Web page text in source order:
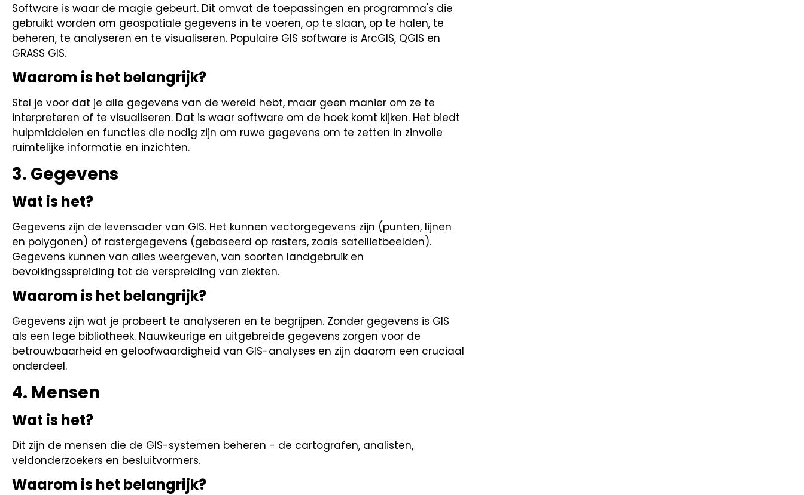
Software is waar de magie gebeurt. Dit omvat de toepassingen en programma's die
gebruikt worden om geospatiale gegevens in te voeren, op te slaan, op te halen, te
beheren, te analyseren en te visualiseren. Populaire GIS software is ArcGIS, QGIS en
GRASS GIS.
Waarom is het belangrijk?
Stel je voor dat je alle gegevens van de wereld hebt, maar geen manier om ze te
interpreteren of te visualiseren. Dat is waar software om de hoek komt kijken. Het biedt
hulpmiddelen en functies die nodig zijn om ruwe gegevens om te zetten in zinvolle
ruimtelijke informatie en inzichten.
3. Gegevens
Wat is het?
Gegevens zijn de levensader van GIS. Het kunnen vectorgegevens zijn (punten, lijnen
en polygonen) of rastergegevens (gebaseerd op rasters, zoals satellietbeelden).
Gegevens kunnen van alles weergeven, van soorten landgebruik en
bevolkingsspreiding tot de verspreiding van ziekten.
Waarom is het belangrijk?
Gegevens zijn wat je probeert te analyseren en te begrijpen. Zonder gegevens is GIS
als een lege bibliotheek. Nauwkeurige en uitgebreide gegevens zorgen voor de
betrouwbaarheid en geloofwaardigheid van GIS-analyses en zijn daarom een cruciaal
onderdeel.
4. Mensen
Wat is het?
Dit zijn de mensen die de GIS-systemen beheren - de cartografen, analisten,
veldonderzoekers en besluitvormers.
Waarom is het belangrijk?